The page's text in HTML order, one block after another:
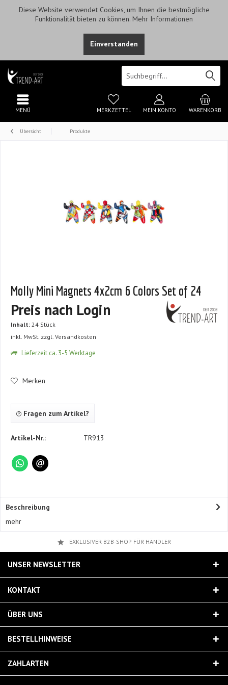
Diese Website verwendet Cookies, um Ihnen die bestmögliche
Funktionalität bieten zu können. Mehr Informationen
Einverstanden
WARENKORB
MERKZETTEL MEIN KONTO
MENÜ
Übersicht Produkte
Molly Mini Magnets 4x2cm 6 Colors Set of 24
Preis nach Login
Inhalt: 24 Stück
inkl. MwSt. zzgl. Versandkosten
Lieferzeit ca. 3-5 Werktage
Merken
Fragen zum Artikel?
Artikel-Nr.: TR913
Beschreibung
mehr
EXKLUSIVER B2B-SHOP FÜR HÄNDLER
UNSER NEWSLETTER
KONTAKT
ÜBER UNS
BESTELLHINWEISE
ZAHLARTEN